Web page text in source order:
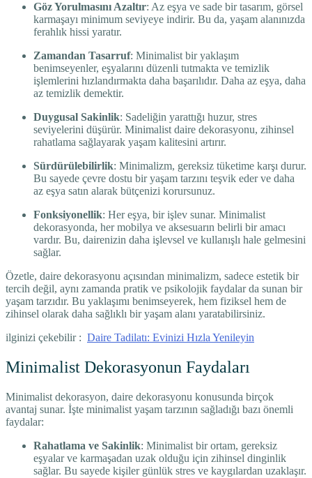
Göz Yorulmasını Azaltır: Az eşya ve sade bir tasarım, görsel
karmaşayı minimum seviyeye indirir. Bu da, yaşam alanınızda
ferahlık hissi yaratır.
Zamandan Tasarruf: Minimalist bir yaklaşım
benimseyenler, eşyalarını düzenli tutmakta ve temizlik
işlemlerini hızlandırmakta daha başarılıdır. Daha az eşya, daha
az temizlik demektir.
Duygusal Sakinlik: Sadeliğin yarattığı huzur, stres
seviyelerini düşürür. Minimalist daire dekorasyonu, zihinsel
rahatlama sağlayarak yaşam kalitesini artırır.
Sürdürülebilirlik: Minimalizm, gereksiz tüketime karşı durur.
Bu sayede çevre dostu bir yaşam tarzını teşvik eder ve daha
az eşya satın alarak bütçenizi korursunuz.
Fonksiyonellik: Her eşya, bir işlev sunar. Minimalist
dekorasyonda, her mobilya ve aksesuarın belirli bir amacı
vardır. Bu, dairenizin daha işlevsel ve kullanışlı hale gelmesini
sağlar.
Özetle, daire dekorasyonu açısından minimalizm, sadece estetik bir
tercih değil, aynı zamanda pratik ve psikolojik faydalar da sunan bir
yaşam tarzıdır. Bu yaklaşımı benimseyerek, hem fiziksel hem de
zihinsel olarak daha sağlıklı bir yaşam alanı yaratabilirsiniz.
ilginizi çekebilir : Daire Tadilatı: Evinizi Hızla Yenileyin
Minimalist Dekorasyonun Faydaları
Minimalist dekorasyon, daire dekorasyonu konusunda birçok
avantaj sunar. İşte minimalist yaşam tarzının sağladığı bazı önemli
faydalar:
Rahatlama ve Sakinlik: Minimalist bir ortam, gereksiz
eşyalar ve karmaşadan uzak olduğu için zihinsel dinginlik
sağlar. Bu sayede kişiler günlük stres ve kaygılardan uzaklaşır.